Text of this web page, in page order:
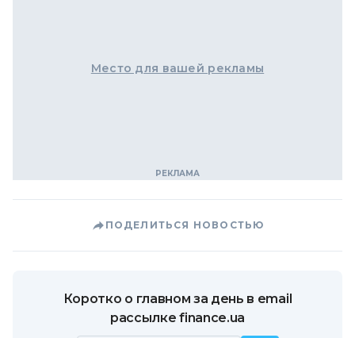
Место для вашей рекламы
ПОДЕЛИТЬСЯ НОВОСТЬЮ
Коротко о главном за день в email
рассылке finance.ua